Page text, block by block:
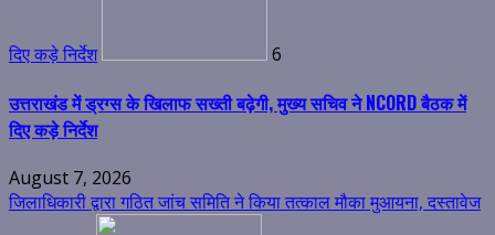
दिए कड़े निर्देश 6
उत्तराखंड में ड्रग्स के खिलाफ सख्ती बढ़ेगी, मुख्य सचिव ने NCORD बैठक में
दिए कड़े निर्देश
August 7, 2026
जिलाधिकारी द्वारा गठित जांच समिति ने किया तत्काल मौका मुआयना, दस्तावेज